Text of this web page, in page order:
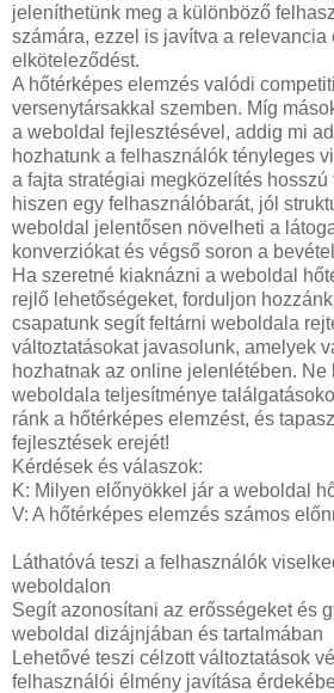
jeleníthetünk meg a különböző
számára, ezzel is javítva a relevancia
elköteleződést.
A hőtérképes elemzés valódi
versenytársakkal szemben. Míg
a weboldal fejlesztésével, addig mi
hozhatunk a felhasználók tényleges
a fajta stratégiai megközelítés hosszú
hiszen egy felhasználóbarát, jól
weboldal jelentősen növelheti a
konverziókat és végső soron a
Ha szeretné kiaknázni a weboldal
rejlő lehetőségeket, forduljon
csapatunk segít feltárni weboldala
változtatásokat javasolunk, amelyek
hozhatnak az online jelenlétében. Ne
weboldala teljesítménye
ránk a hőtérképes elemzést, és
fejlesztések erejét!
Kérdések és válaszok:
K: Milyen előnyökkel jár a weboldal
V: A hőtérképes elemzés számos
Láthatóvá teszi a felhasználók
weboldalon
Segít azonosítani az erősségeket és
weboldal dizájnjában és tartalmában
Lehetővé teszi célzott változtatások
felhasználói élmény javítása